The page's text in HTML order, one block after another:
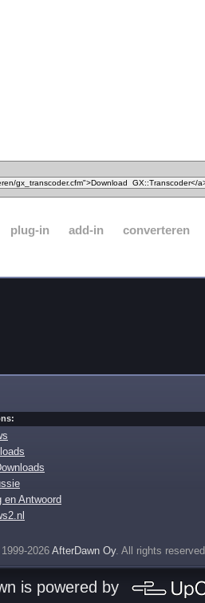
plug-in add-in
converteren
en Antwoord
2026 AfterDawn Oy. All rights reserved
is powered by